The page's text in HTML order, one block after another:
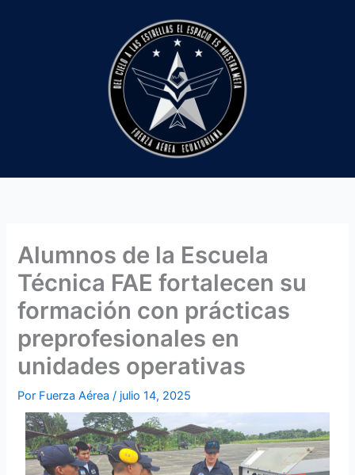
Alumnos de la Escuela
Técnica FAE fortalecen su
formación con prácticas
preprofesionales en
unidades operativas
Por Fuerza Aérea/ julio 14, 2025